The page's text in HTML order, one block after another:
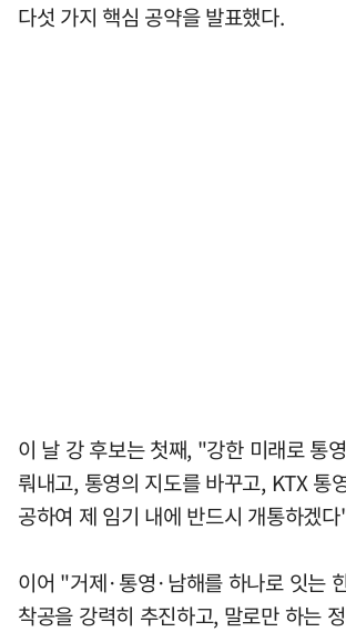
다섯 가지 핵심 공약을 발표했다.
이 날 강 후보는 첫째, "강한 미래로 통
뤄내고, 통영의 지도를 바꾸고, KTX 통
공하여 제 임기 내에 반드시 개통하겠
이어 "거제·통영·남해를 하나로 잇는
착공을 강력히 추진하고, 말로만 하는